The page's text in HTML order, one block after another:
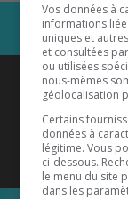
Coyote
Vos données à
informations
uniques et
et consultées
ou utilisées
nous-mêmes
géolocalisation
Certains
données à
légitime. Vous
ci-dessous.
le menu du site
dans les